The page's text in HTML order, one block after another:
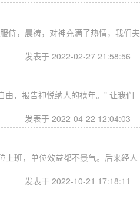
侍，晨祷，对神充满了热情，我们夫
发表于 2022-02-27 21:58:56
，报告神悦纳人的禧年。” 让我们
发表于 2022-04-22 12:04:03
上班，单位效益都不景气。后来经人
发表于 2022-10-21 17:18:11